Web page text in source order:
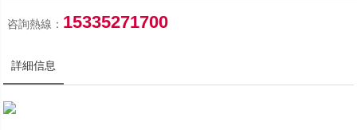
咨詢熱線： 15335271700
詳細信息